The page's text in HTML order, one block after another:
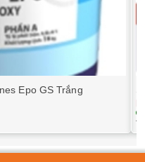
Epo GS Trắng